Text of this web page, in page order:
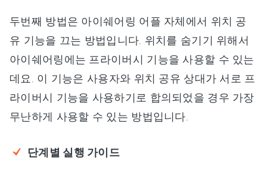
두번째 방법은 아이쉐어링 어플 자체에서 위치 공
유 기능을 끄는 방법입니다. 위치를 숨기기 위해서
아이쉐어링에는 프라이버시 기능을 사용할 수 있는
데요. 이 기능은 사용자와 위치 공유 상대가 서로 프
라이버시 기능을 사용하기로 합의되었을 경우 가장
무난하게 사용할 수 있는 방법입니다.
단계별 실행 가이드